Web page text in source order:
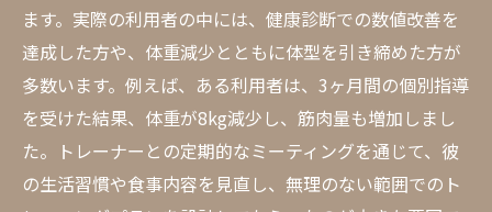
ます。実際の利用者の中には、健康診断での数値改善を
達成した方や、体重減少とともに体型を引き締めた方が
多数います。例えば、ある利用者は、3ヶ月間の個別指導
を受けた結果、体重が8kg減少し、筋肉量も増加しまし
た。トレーナーとの定期的なミーティングを通じて、彼
の生活習慣や食事内容を見直し、無理のない範囲でのト